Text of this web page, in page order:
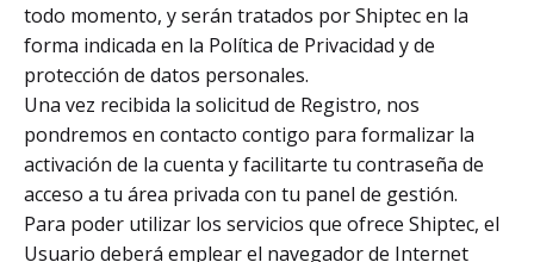
todo momento, y serán tratados por Shiptec en la
forma indicada en la Política de Privacidad y de
protección de datos personales.
Una vez recibida la solicitud de Registro, nos
pondremos en contacto contigo para formalizar la
activación de la cuenta y facilitarte tu contraseña de
acceso a tu área privada con tu panel de gestión.
Para poder utilizar los servicios que ofrece Shiptec, el
Usuario deberá emplear el navegador de Internet